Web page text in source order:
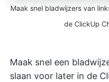
Maak snel bladwijzers van
de ClickUp
Maak snel een
slaan voor later in de